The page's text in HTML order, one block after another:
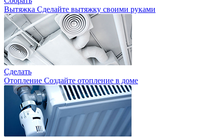
Вытяжка Сделайте вытяжку своими руками
Сделать
Отопление Создайте отопление в доме